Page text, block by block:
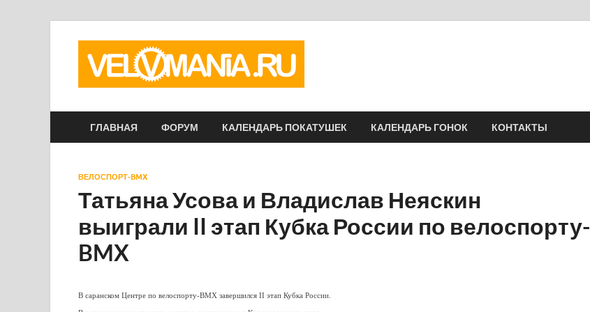
ГЛАВНАЯ ФОРУМ КАЛЕНДАРЬ ПОКАТУШЕК КАЛЕНДАРЬ ГОНОК КОНТАКТЫ
ВЕЛОСПОРТ-BMX
Татьяна Усова и Владислав Неяскин
выиграли II этап Кубка России по велоспорту-
BMX
В саранском Центре по велоспорту-BMX завершился II этап Кубка России.